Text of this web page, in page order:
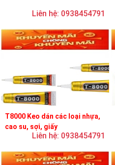
Liên hệ: 0938454791
T8000 Keo dán các loại nhựa,
cao su, sợi, giấy
Liên hệ: 0938454791